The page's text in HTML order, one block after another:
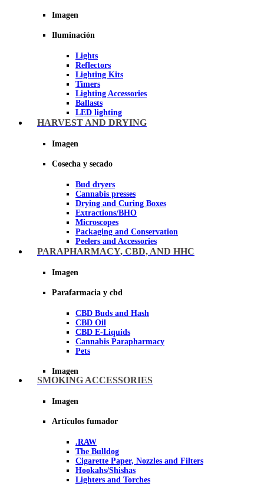
Imagen
Iluminación
Lights
Reflectors
Lighting Kits
Timers
Lighting Accessories
Ballasts
LED lighting
LEC Lighting
HARVEST AND DRYING
Imagen
Cosecha y secado
Bud dryers
Cannabis presses
Drying and Curing Boxes
Extractions/BHO
Microscopes
Packaging and Conservation
Peelers and Accessories
Scissors and cutting tools
PARAPHARMACY, CBD, AND HHC
Imagen
Parafarmacia y cbd
CBD Buds and Hash
CBD Oil
CBD E-Liquids
Cannabis Parapharmacy
Pets
Imagen
SMOKING ACCESSORIES
Imagen
Artículos fumador
.RAW
The Bulldog
Cigarette Paper, Nozzles and Filters
Hookahs/Shishas
Lighters and Torches